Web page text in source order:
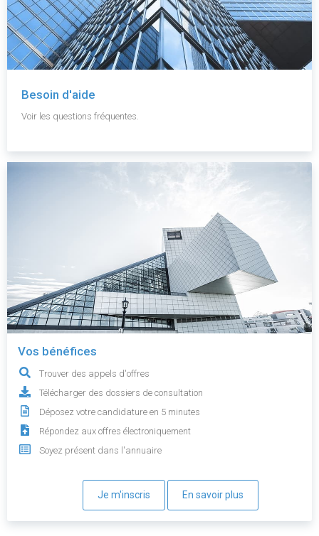
Besoin d'aide
Voir les questions fréquentes.
Vos bénéfices
Trouver des appels d'offres
Télécharger des dossiers de consultation
Déposez votre candidature en 5 minutes
Répondez aux offres électroniquement
Soyez présent dans l'annuaire
Je m'inscris En savoir plus